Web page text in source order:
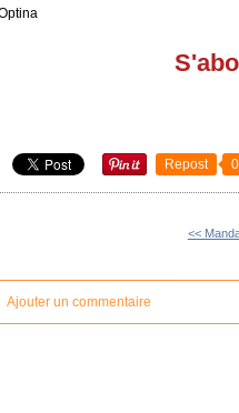
Repost 0
<<
Ajouter un commentaire